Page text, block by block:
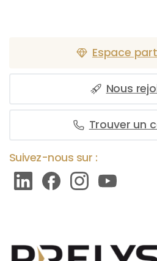
Espace
Nous
Trouver un
Suivez-nous sur :